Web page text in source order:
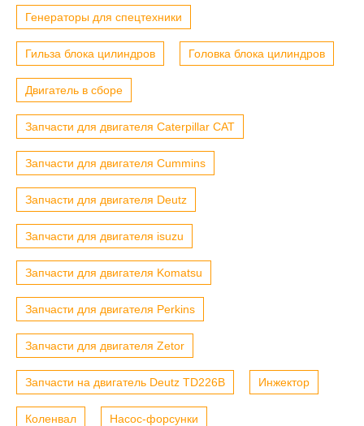
Генераторы для спецтехники
Гильза блока цилиндров Головка блока цилиндров
Двигатель в сборе
Запчасти для двигателя Caterpillar CAT
Запчасти для двигателя Cummins
Запчасти для двигателя Deutz
Запчасти для двигателя isuzu
Запчасти для двигателя Komatsu
Запчасти для двигателя Perkins
Запчасти для двигателя Zetor
Запчасти на двигатель Deutz TD226B Инжектор
Коленвал Насос-форсунки